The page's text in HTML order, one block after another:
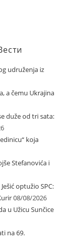
udruženja iz
a čemu Ukrajina
duže od tri sata:
koja
Stefanovića i
optužio SPC:
08/08/2026
u Užicu Sunčice
na 69.